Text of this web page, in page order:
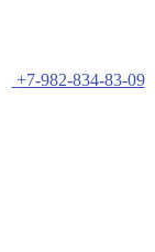
+7-982-834-83-09